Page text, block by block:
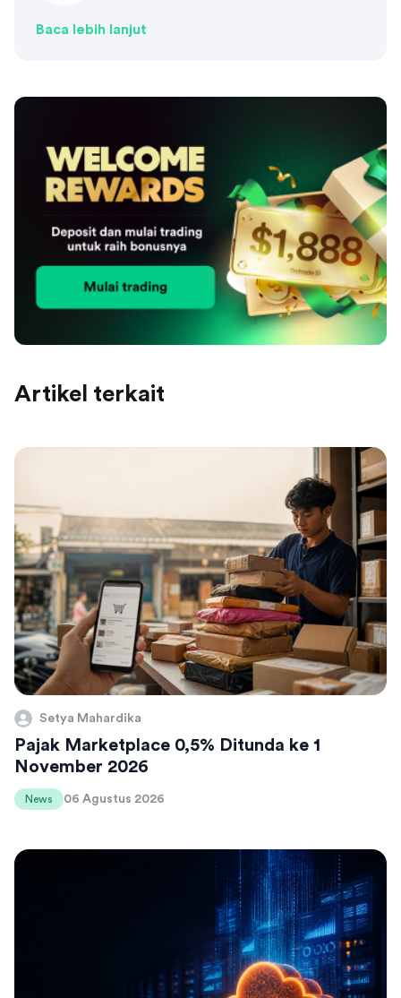
Baca lebih lanjut
Artikel terkait
Setya Mahardika
Pajak Marketplace 0,5% Ditunda ke 1
November 2026
News 06 Agustus 2026